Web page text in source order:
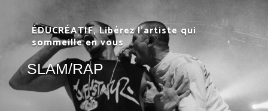
ÉDUCRÉATIF, Libérez l’artiste qui
sommeille en vous
SLAM/RAP